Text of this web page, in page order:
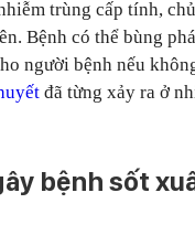
trùng cấp tính,
Bệnh có thể bùng
người bệnh nếu
đã từng xảy ra ở
bệnh sốt